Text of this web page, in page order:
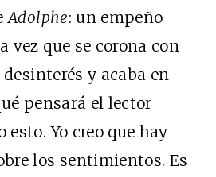
Adolphe: un empeño
vez que se corona con
y acaba en
pensará el lector
Yo creo que hay
los sentimientos. Es